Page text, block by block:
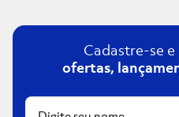
Cadastre-se e
ofertas,